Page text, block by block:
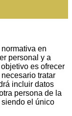
en
personal y a
es ofrecer
tratar
incluir datos
persona de la
el único